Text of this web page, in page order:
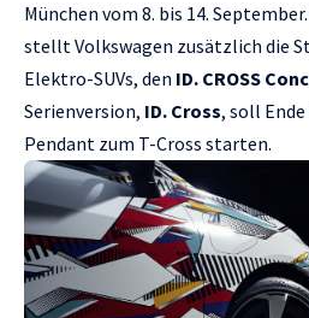
München vom 8. bis 14.
stellt Volkswagen zusätzlich die
Elektro-SUVs, den ID. CROSS
Serienversion, ID. Cross, soll
Pendant zum T-Cross starten.